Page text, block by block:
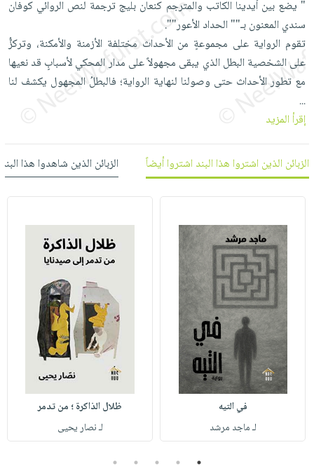
العناية
بالأسنان
الحمية
والتغذية
أدوات
المائدة
الأوعية
والتخزين
المطبخ
الأكثر
مبيعاً
العودة
للمدارس
اكسسوارات
اكسسوارات
منزلية
اكسسوارات
ملابس
حقائب
حلي
عناية
بالذات
صابون
أطفال
مناسبات
شحن
مجاني
بنود
مختارة
اشتراكات
الاشتراكات
صندوق
القراءة
حدود
بحث
نيل
عن
الشركة
سياسة
الشركة
فيديوهات
أسئلة
يتكرر
طرحها
وفرات
حسابك
لائحة
الأمنيات
عربة
التسوق
نشرة
" يضع بين أيدينا الكاتب والمترجم كنعان بليج ترجمة لنص الروائي كوفان
سندي المعنون بـ"" الحداد الأعور"".
تقوم الرواية على مجموعةٍ من الأحداث مختلفة الأزمنة والأمكنة، وتركزُّ
على الشخصية البطل الذي يبقى مجهولاً على مدار المحكي لأسبابٍ قد نعيها
مع تطور الأحداث حتى وصولنا لنهاية الرواية؛ فالبطلُ المجهول يكشف لنا
...
إقرأ المزيد
الزبائن الذين اشتروا هذا البند اشتروا أيضاً الزبائن الذين شاهدوا هذا
في التيه
لـ ماجد مرشد
ظلال الذاكرة ؛ من تدمر
لـ نصار يحيى
1
2
3
4
5